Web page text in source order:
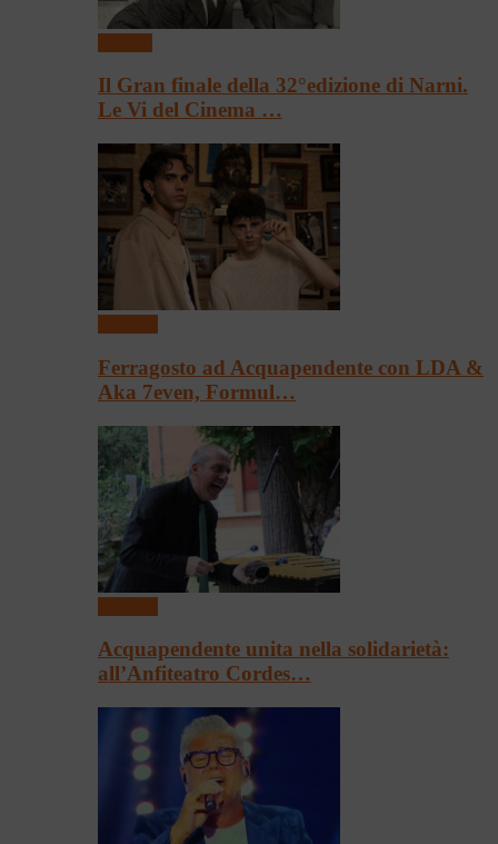
Il Gran finale della 32°edizione di Narni.
Le Vi del Cinema …
Ferragosto ad Acquapendente con LDA &
Aka 7even, Formul…
Acquapendente unita nella solidarietà:
all’Anfiteatro Cordes…